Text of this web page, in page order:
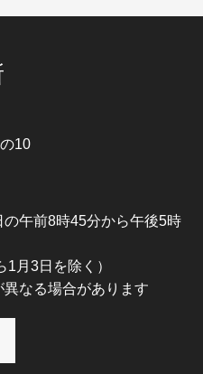
10
午前8時45分から午後5時
1月3日を除く）
なる場合があります